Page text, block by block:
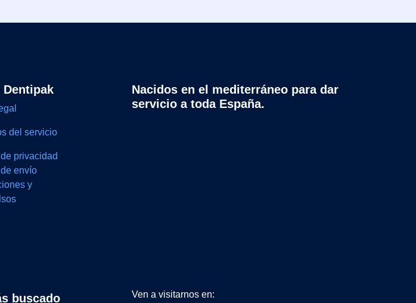
buscado
Dentipak
del servicio
privacidad
envío
y
Nacidos en el mediterráneo para dar
servicio a toda España.
Ven a visitarnos en: